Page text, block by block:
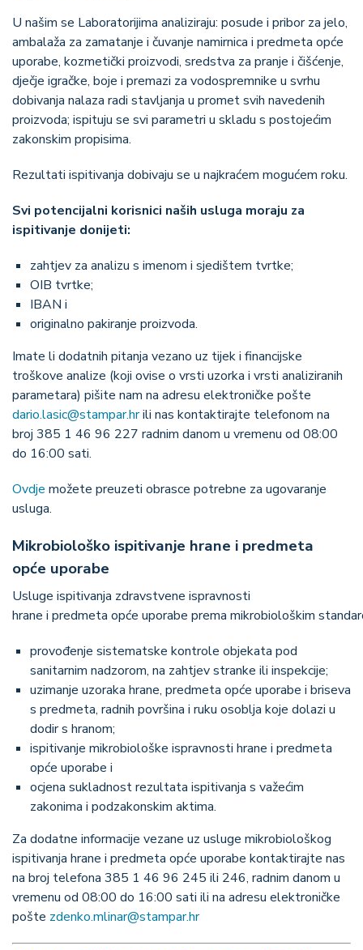
U našim se Laboratorijima analiziraju: posude i pribor za jelo,
ambalaža za zamatanje i čuvanje namirnica i predmeta opće
uporabe, kozmetički proizvodi, sredstva za pranje i čišćenje,
dječje igračke, boje i premazi za vodospremnike u svrhu
dobivanja nalaza radi stavljanja u promet svih navedenih
proizvoda; ispituju se svi parametri u skladu s postojećim
zakonskim propisima.
Rezultati ispitivanja dobivaju se u najkraćem mogućem roku.
Svi potencijalni korisnici naših usluga moraju za
ispitivanje donijeti:
zahtjev za analizu s imenom i sjedištem tvrtke;
OIB tvrtke;
IBAN i
originalno pakiranje proizvoda.
Imate li dodatnih pitanja vezano uz tijek i financijske
troškove analize (koji ovise o vrsti uzorka i vrsti analiziranih
parametara) pišite nam na adresu elektroničke pošte
dario.lasic@stampar.hrili nas kontaktirajte telefonom na
broj 385 1 46 96 227 radnim danom u vremenu od 08:00
do 16:00 sati.
Ovdje možete preuzeti obrasce potrebne za ugovaranje
usluga.
Mikrobiološko ispitivanje hrane i predmeta
opće uporabe
Usluge ispitivanja zdravstvene ispravnosti
hrane i predmeta opće uporabe prema mikrobiološkim
provođenje sistematske kontrole objekata pod
sanitarnim nadzorom, na zahtjev stranke ili inspekcije;
uzimanje uzoraka hrane, predmeta opće uporabe i briseva
s predmeta, radnih površina i ruku osoblja koje dolazi u
dodir s hranom;
ispitivanje mikrobiološke ispravnosti hrane i predmeta
opće uporabe i
ocjena sukladnost rezultata ispitivanja s važećim
zakonima i podzakonskim aktima.
Za dodatne informacije vezane uz usluge mikrobiološkog
ispitivanja hrane i predmeta opće uporabe kontaktirajte nas
na broj telefona 385 1 46 96 245 ili 246, radnim danom u
vremenu od 08:00 do 16:00 sati ili na adresu elektroničke
pošte zdenko.mlinar@stampar.hr